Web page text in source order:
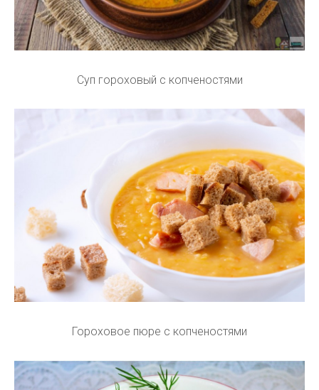
Суп гороховый с копченостями
Гороховое пюре с копченостями